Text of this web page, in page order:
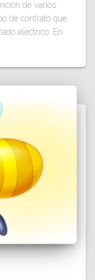
de varios
de contrato que
eléctrico. En